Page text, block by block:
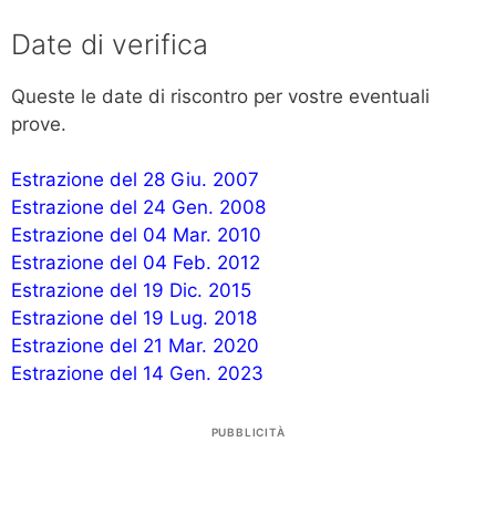
Date di verifica
Queste le date di riscontro per vostre eventuali
prove.
Estrazione del 28 Giu. 2007
Estrazione del 24 Gen. 2008
Estrazione del 04 Mar. 2010
Estrazione del 04 Feb. 2012
Estrazione del 19 Dic. 2015
Estrazione del 19 Lug. 2018
Estrazione del 21 Mar. 2020
Estrazione del 14 Gen. 2023
PUBBLICITÀ